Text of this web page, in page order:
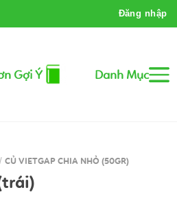
Đăng nhập
Gợi Ý Danh Mục
/ CỦ VIETGAP CHIA NHỎ (50GR)